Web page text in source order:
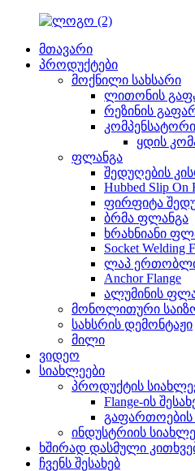
მთავარი
პროდუქტები
მოქნილი სახსარი
ლითონის
რეზინის
კომპენსატორი
ყდის
ფლანგა
შედუღების
Hubbed Slip On
ფირფიტა
ბრმა ფლანგა
ხრახნიანი
Socket Welding
ლაპ
Anchor Flange
ალუმინის
მონოლითური
სახსრის დემონტაჟი
მილი
ვიდეო
სიახლეები
პროდუქტის
Flange-ის
გაფართოების
ინდუსტრიის
ხშირად დასმული
ჩვენს შესახებ